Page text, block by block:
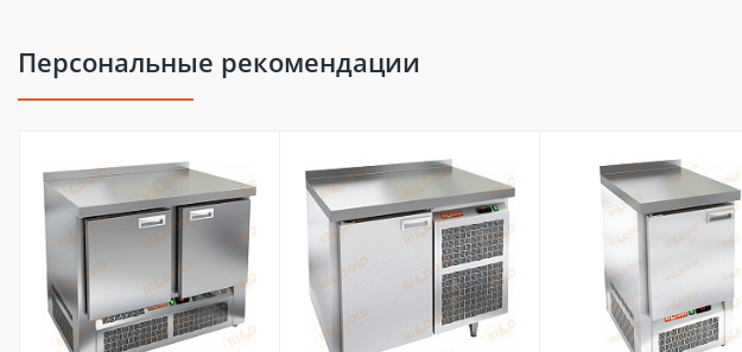
Персональные рекомендации